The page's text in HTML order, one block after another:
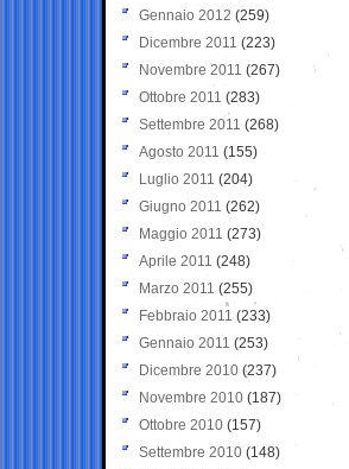
Gennaio 2012 (259)
Dicembre 2011 (223)
Novembre 2011 (267)
Ottobre 2011 (283)
Settembre 2011 (268)
Agosto 2011 (155)
Luglio 2011 (204)
Giugno 2011 (262)
Maggio 2011 (273)
Aprile 2011 (248)
Marzo 2011 (255)
Febbraio 2011 (233)
Gennaio 2011 (253)
Dicembre 2010 (237)
Novembre 2010 (187)
Ottobre 2010 (157)
Settembre 2010 (148)